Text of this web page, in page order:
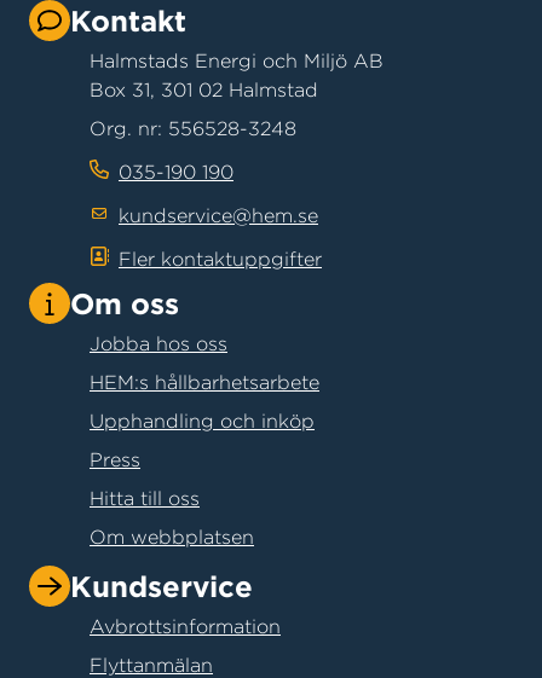
Kontakt
Halmstads Energi och Miljö AB
Box 31, 301 02 Halmstad
Org. nr: 556528-3248
035-190 190
kundservice@hem.se
Fler kontaktuppgifter
Om oss
Jobba hos oss
HEM:s hållbarhetsarbete
Upphandling och inköp
Press
Hitta till oss
Om webbplatsen
Kundservice
Avbrottsinformation
Flyttanmälan